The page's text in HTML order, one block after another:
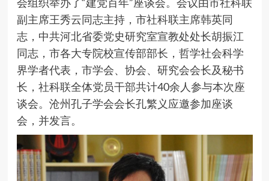
副主席王秀云同志主持，市社科联主席韩英同
志，中共河北省委党史研究室宣教处处长胡振江
同志，市各大专院校宣传部部长，哲学社会科学
界学者代表，市学会、协会、研究会会长及秘书
长，社科联全体党员干部共计40余人参与本次座
谈会。沧州孔子学会会长孔繁义应邀参加座谈
会，并发言。